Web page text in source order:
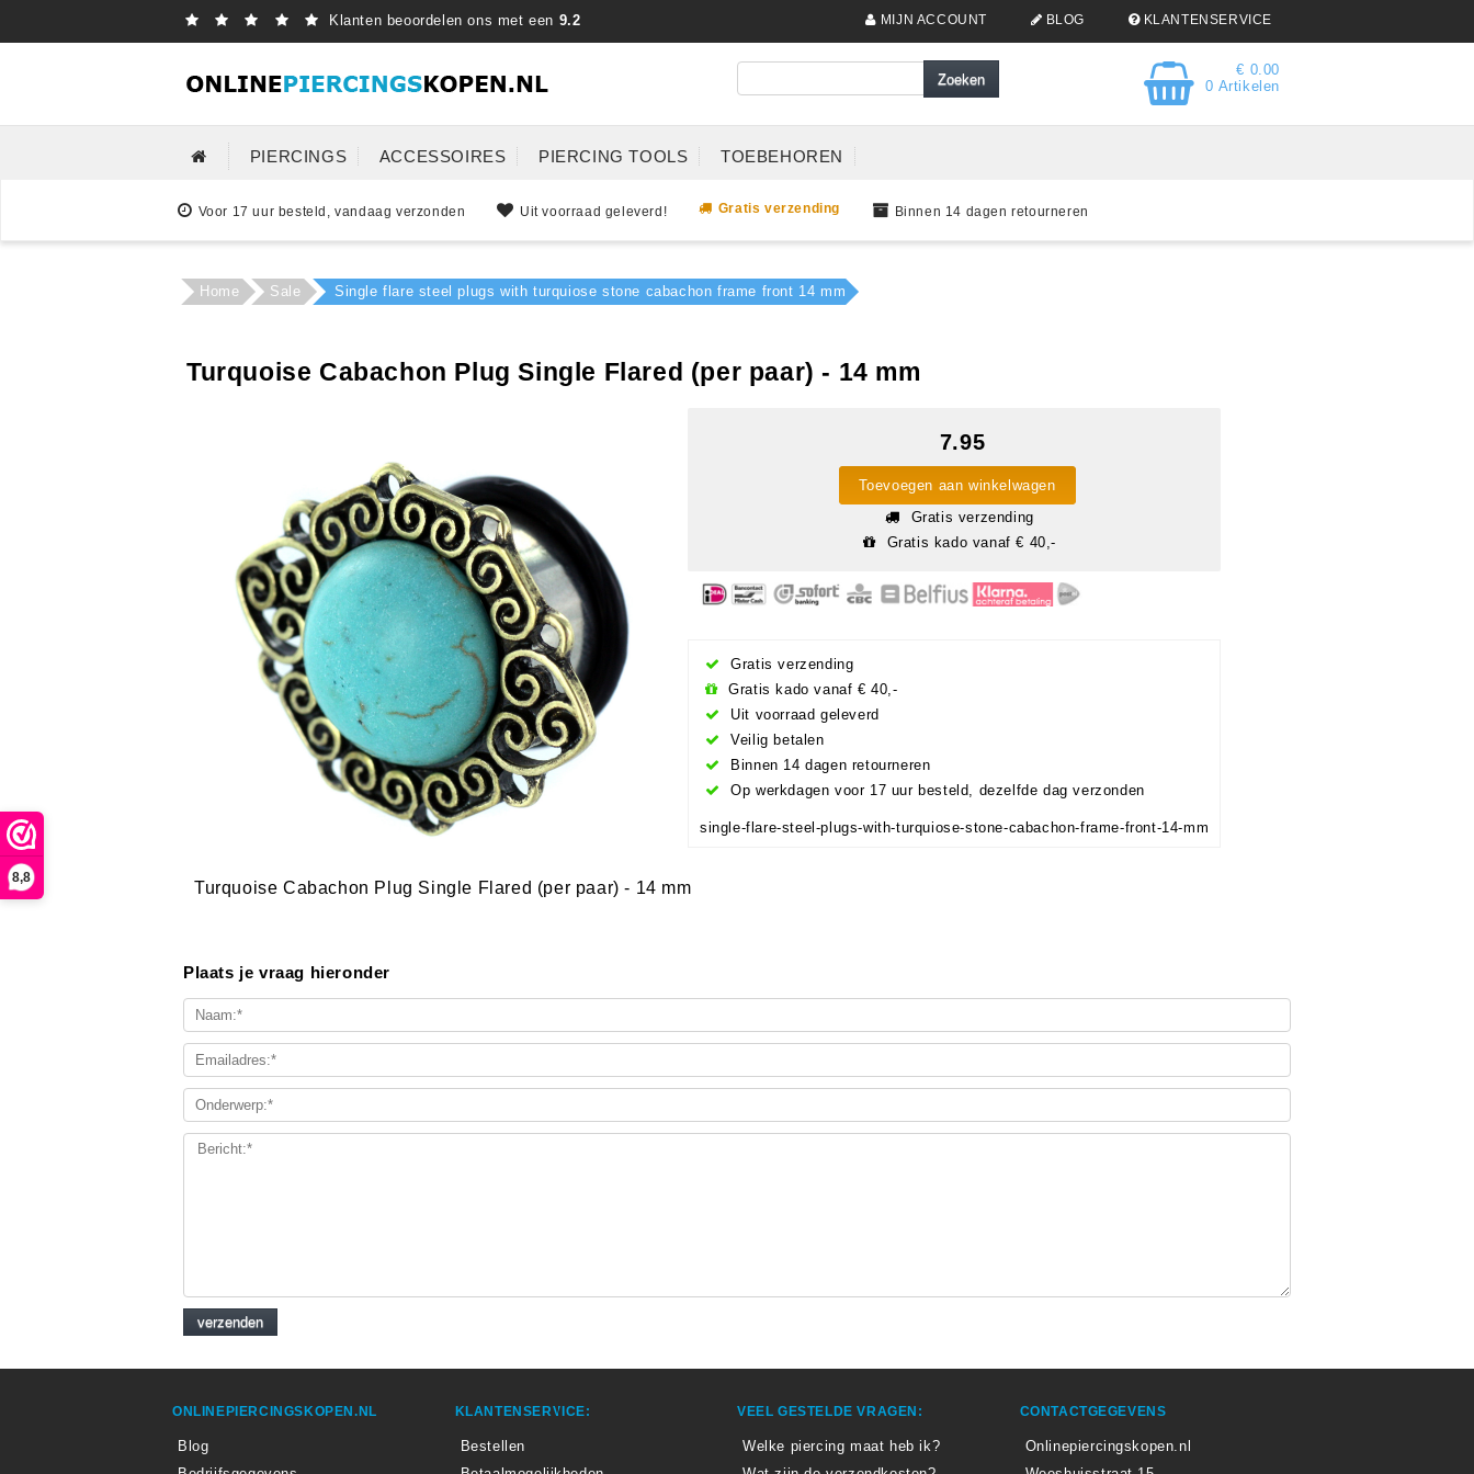
8,8
Klanten beoordelen ons met een 9.2 MIJN ACCOUNT BLOG KLANTENSERVICE
€ 0.00
0 Artikelen
PIERCINGS ACCESSOIRES PIERCING TOOLS TOEBEHOREN
Voor 17 uur besteld, vandaag verzonden Uit voorraad geleverd! Gratis verzending Binnen 14 dagen retourneren
Home Sale Single flare steel plugs with turquiose stone cabachon frame front 14 mm
Turquoise Cabachon Plug Single Flared (per paar) - 14 mm
7.95
Toevoegen aan winkelwagen
Gratis verzending
Gratis kado vanaf € 40,-
Gratis verzending
Gratis kado vanaf € 40,-
Uit voorraad geleverd
Veilig betalen
Binnen 14 dagen retourneren
Op werkdagen voor 17 uur besteld, dezelfde dag verzonden
single-flare-steel-plugs-with-turquiose-stone-cabachon-frame-front-14-mm
Turquoise Cabachon Plug Single Flared (per paar) - 14 mm
Plaats je vraag hieronder
ONLINEPIERCINGSKOPEN.NL
Blog
KLANTENSERVICE:
Bestellen
VEEL GESTELDE VRAGEN:
Welke piercing maat heb ik?
CONTACTGEGEVENS
Onlinepiercingskopen.nl